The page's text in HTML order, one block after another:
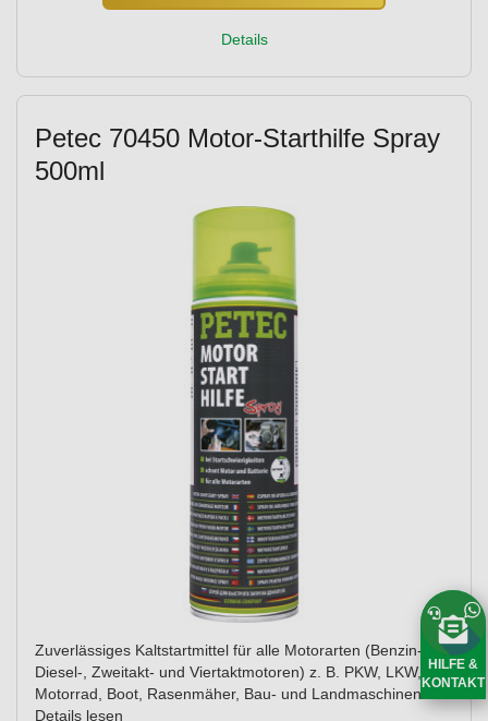
Details
Petec 70450 Motor-Starthilfe Spray
500ml
Zuverlässiges Kaltstartmittel für alle Motorarten (Benzin-,
Diesel-, Zweitakt- und Viertaktmotoren) z. B. PKW, LKW,
Motorrad, Boot, Rasenmäher, Bau- und Landmaschinen.
Details lesen
HILFE &
KONTAKT